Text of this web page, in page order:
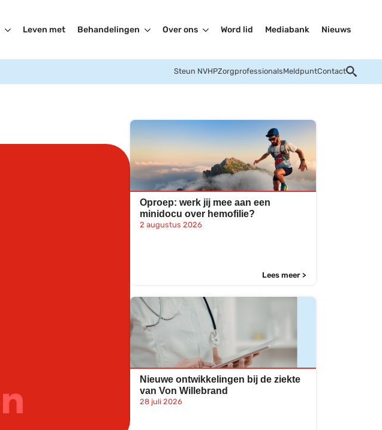
Leven met Behandelingen Over ons Word lid Mediabank Nieuws
Steun NVHPZorgprofessionalsMeldpuntContact
Oproep: werk jij mee aan een
minidocu over hemofilie?
2 augustus 2026
Lees meer >
Nieuwe ontwikkelingen bij de ziekte
van Von Willebrand
28 juli 2026